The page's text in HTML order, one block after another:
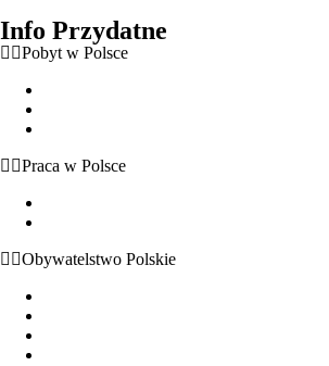
Info Przydatne
Pobyt w Polsce
Praca w Polsce
Obywatelstwo Polskie